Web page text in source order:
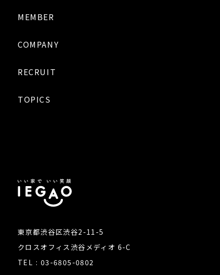
東京都渋谷区渋谷2-11-5
クロスオフィス渋谷メディオ 6-C
TEL
03-6805-0802
MEMBER
COMPANY
RECRUIT
TOPICS